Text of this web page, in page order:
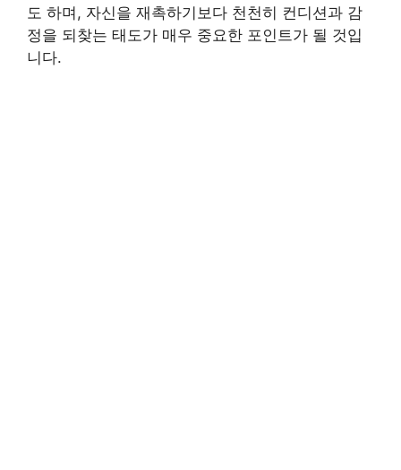
도 하며, 자신을 재촉하기보다 천천히 컨디션과 감
정을 되찾는 태도가 매우 중요한 포인트가 될 것입
니다.